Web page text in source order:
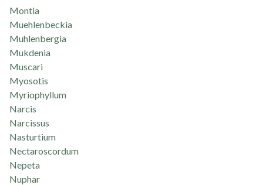
Montia
Muehlenbeckia
Muhlenbergia
Mukdenia
Muscari
Myosotis
Myriophyllum
Narcis
Narcissus
Nasturtium
Nectaroscordum
Nepeta
Nuphar